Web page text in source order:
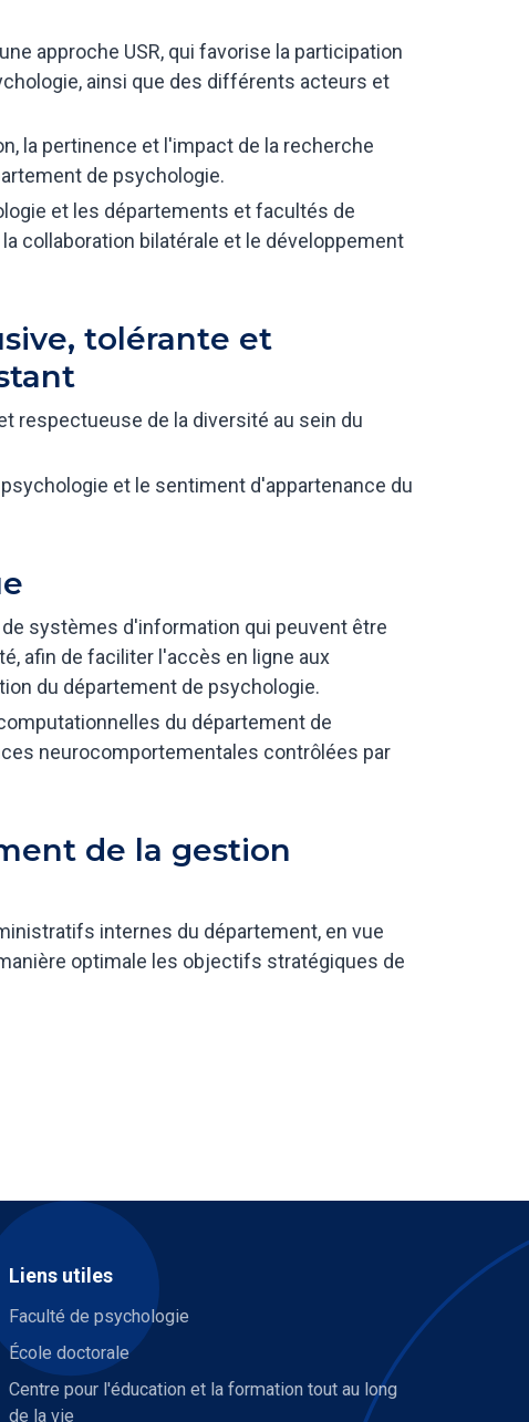
approche USR, qui favorise la participation
ainsi que des différents acteurs et
la pertinence et l'impact de la recherche
de psychologie.
et les départements et facultés de
collaboration bilatérale et le développement
tolérante et
respectueuse de la diversité au sein du
et le sentiment d'appartenance du
systèmes d'information qui peuvent être
afin de faciliter l'accès en ligne aux
du département de psychologie.
du département de
neurocomportementales contrôlées par
de la gestion
internes du département, en vue
optimale les objectifs stratégiques de
Liens utiles
Faculté de psychologie
École doctorale
Centre pour l'éducation et la formation tout au long
de la vie